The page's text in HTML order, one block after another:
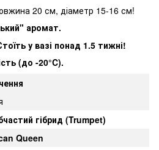
20 см, діаметр 15-16 см!
аромат.
у вазі понад 1.5 тижні!
(до -20°C).
гібрид (Trumpet)
Queen